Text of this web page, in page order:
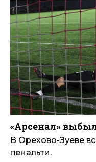
«Арсенал»
В Орехово-Зуеве
пенальти.